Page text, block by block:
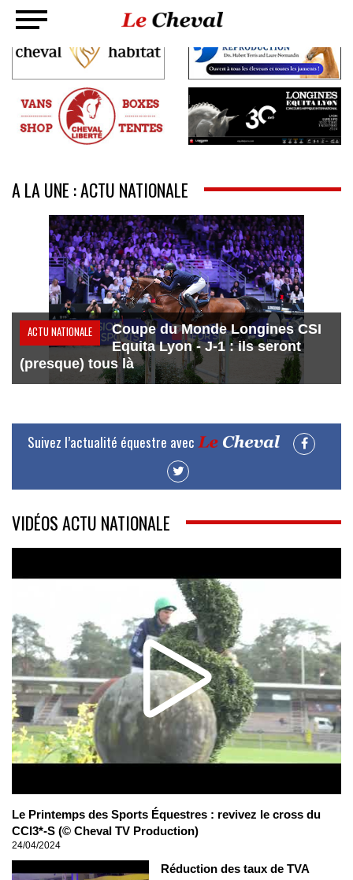
A LA UNE : ACTU NATIONALE
ACTU NATIONALE
Coupe du Monde Longines CSI
Equita Lyon - J-1 : ils seront
(presque) tous là
Suivez l’actualité équestre avec
VIDÉOS ACTU NATIONALE
Le Printemps des Sports Équestres : revivez le cross du
CCI3*-S (© Cheval TV Production)
24/04/2024
Réduction des taux de TVA